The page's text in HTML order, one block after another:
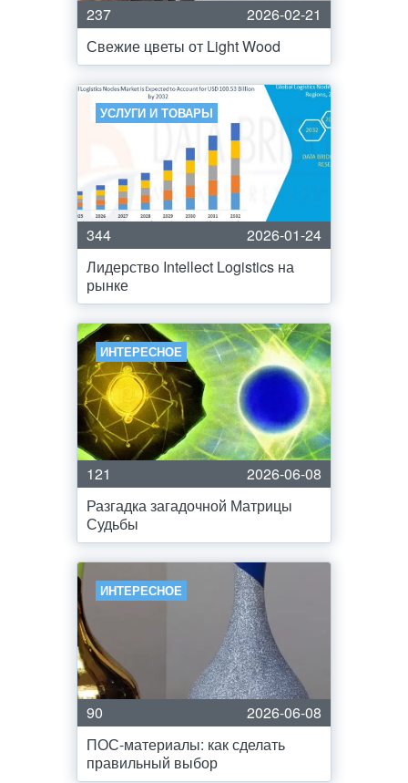
237
2026-02-21
Свежие цветы от Light Wood
УСЛУГИ И ТОВАРЫ
344
2026-01-24
Лидерство Intellect Logistics на
рынке
ИНТЕРЕСНОЕ
121
2026-06-08
Разгадка загадочной Матрицы
Судьбы
ИНТЕРЕСНОЕ
90
2026-06-08
ПОС-материалы: как сделать
правильный выбор